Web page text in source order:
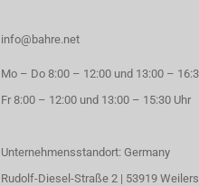
info@bahre.net
Mo – Do 8:00 – 12:00 und 13:00 –
Fr 8:00 – 12:00 und 13:00 – 15:30 Uhr
Unternehmensstandort: Germany
Rudolf-Diesel-Straße 2 | 53919